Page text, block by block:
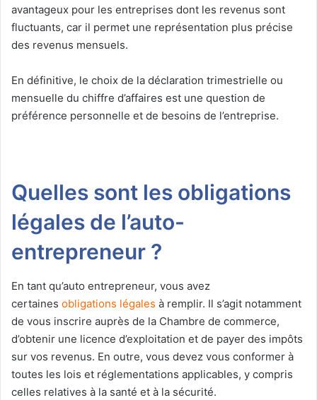
avantageux pour les entreprises dont les revenus sont
fluctuants, car il permet une représentation plus précise
des revenus mensuels.
En définitive, le choix de la déclaration trimestrielle ou
mensuelle du chiffre d’affaires est une question de
préférence personnelle et de besoins de l’entreprise.
Quelles sont les obligations
légales de l’auto-
entrepreneur ?
En tant qu’auto entrepreneur, vous avez
certaines obligations légales à remplir. Il s’agit notamment
de vous inscrire auprès de la Chambre de commerce,
d’obtenir une licence d’exploitation et de payer des impôts
sur vos revenus. En outre, vous devez vous conformer à
toutes les lois et réglementations applicables, y compris
celles relatives à la santé et à la sécurité.